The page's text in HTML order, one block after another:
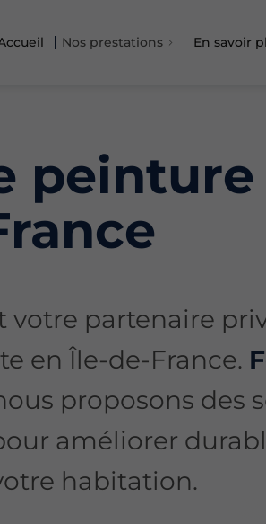
Nos prestations En savoir
votre partenaire
en Île-de-France.
proposons des
améliorer
habitation.